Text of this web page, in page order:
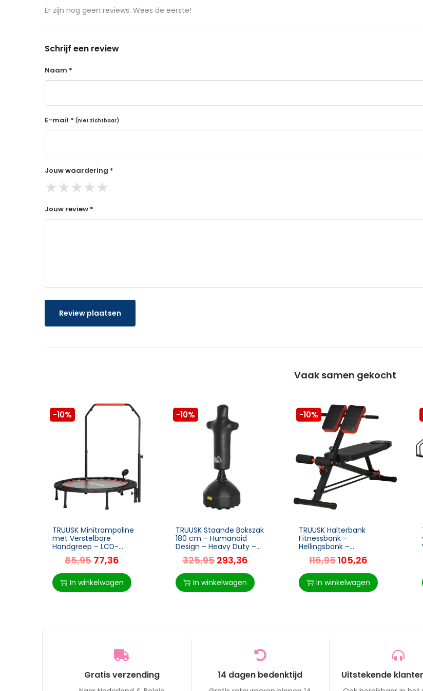
aangeschafte product terug naar de koper.
14 dagen retourtermijn
Binnen 14 dagen een terugbetaling na ontvangst van retour
De terugbetaling wordt gedaan via de betaalmethode waarmee de bestelling is gedaan
Er zijn nog geen reviews. Wees de eerste!
Schrijf een review
Naam *
E-mail * (niet zichtbaar)
Jouw waardering *
★★★★★
Jouw review *
Review plaatsen
Vaak samen gekocht
-10%
TRUUSK Minitrampoline
met Verstelbare
Handgreep – LCD-
monitor – Staal – Zwart
en Rood – Ø102 cm –
Hoogte 99-123cm
85,95 77,36
In winkelwagen
-10%
TRUUSK Staande Bokszak
180 cm – Humanoid
Design – Heavy Duty –
Voor Professionals en
Beginners – Zwart
325,95 293,36
In winkelwagen
-10%
TRUUSK Halterbank
Fitnessbank –
Hellingsbank –
Multifunctionele
Buiktrainer – Verstelbaar
– Staal – Zwart – 64 x 146
x 73,5-85 cm
116,95105,26
In winkelwagen
Gratis verzending 14 dagen bedenktijd Uitstekende